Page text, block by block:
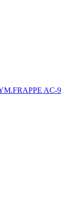
AC-9